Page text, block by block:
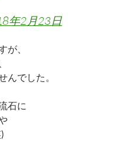
年2月23日
が、
んでした。
石に